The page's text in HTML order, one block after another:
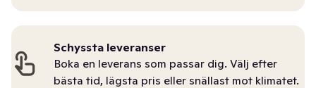
Schyssta leveranser
Boka en leverans som passar dig. Välj efter
bästa tid, lägsta pris eller snällast mot klimatet.